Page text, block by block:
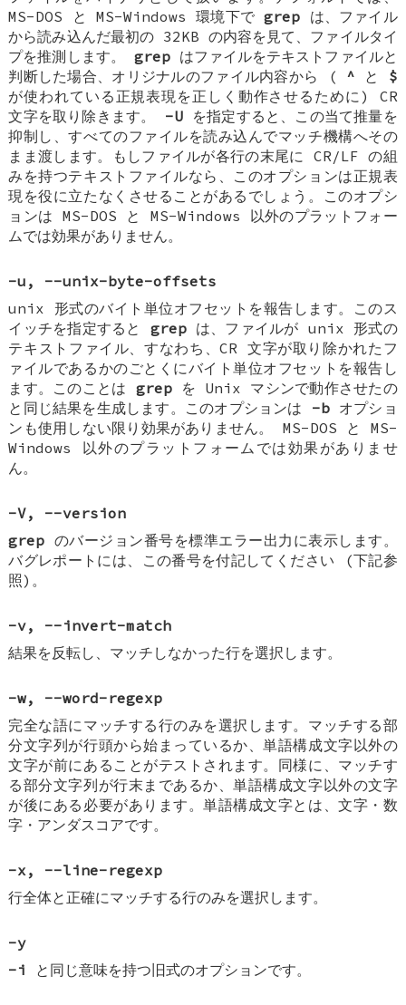
MS-DOS と MS-Windows 環境下でgrep は、ファイル
から読み込んだ最初の 32KB の内容を見て、ファイルタイ
プを推測します。 grepはファイルをテキストファイルと
判断した場合、オリジナルのファイル内容から ( ^ と $
が使われている正規表現を正しく動作させるために) CR
文字を取り除きます。 -Uを指定すると、この当て推量を
抑制し、すべてのファイルを読み込んでマッチ機構へその
まま渡します。もしファイルが各行の末尾に CR/LF の組
みを持つテキストファイルなら、このオプションは正規表
現を役に立たなくさせることがあるでしょう。このオプシ
ョンは MS-DOS と MS-Windows 以外のプラットフォー
ムでは効果がありません。
-u , --unix-byte-offsets
unix 形式のバイト単位オフセットを報告します。このス
イッチを指定すると grepは、ファイルが unix 形式の
テキストファイル、すなわち、CR 文字が取り除かれたフ
ァイルであるかのごとくにバイト単位オフセットを報告し
ます。このことは grepを Unix マシンで動作させたの
と同じ結果を生成します。このオプションは -bオプショ
ンも使用しない限り効果がありません。 MS-DOS と MS-
Windows 以外のプラットフォームでは効果がありませ
ん。
-V, --version
grep のバージョン番号を標準エラー出力に表示します。
バグレポートには、この番号を付記してください (下記参
照)。
-v, --invert-match
結果を反転し、マッチしなかった行を選択します。
-w, --word-regexp
完全な語にマッチする行のみを選択します。マッチする部
分文字列が行頭から始まっているか、単語構成文字以外の
文字が前にあることがテストされます。同様に、マッチす
る部分文字列が行末まであるか、単語構成文字以外の文字
が後にある必要があります。単語構成文字とは、文字・数
字・アンダスコアです。
-x, --line-regexp
行全体と正確にマッチする行のみを選択します。
-y
-i
と同じ意味を持つ旧式のオプションです。